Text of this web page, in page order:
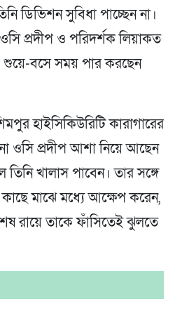
ডিভিশন সুবিধা পাচ্ছেন না।
প্রদীপ ও পরিদর্শক লিয়াকত
বসে সময় পার করছেন
হাইসিকিউরিটি কারাগারের
ওসি প্রদীপ আশা নিয়ে আছেন
তিনি খালাস পাবেন। তার সঙ্গে
মাঝে মধ্যে আক্ষেপ করেন,
রায়ে তাকে ফাঁসিতেই ঝুলতে